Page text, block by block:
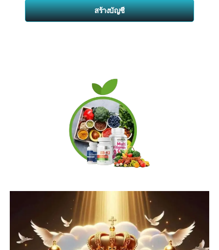
สร้างบัญชี